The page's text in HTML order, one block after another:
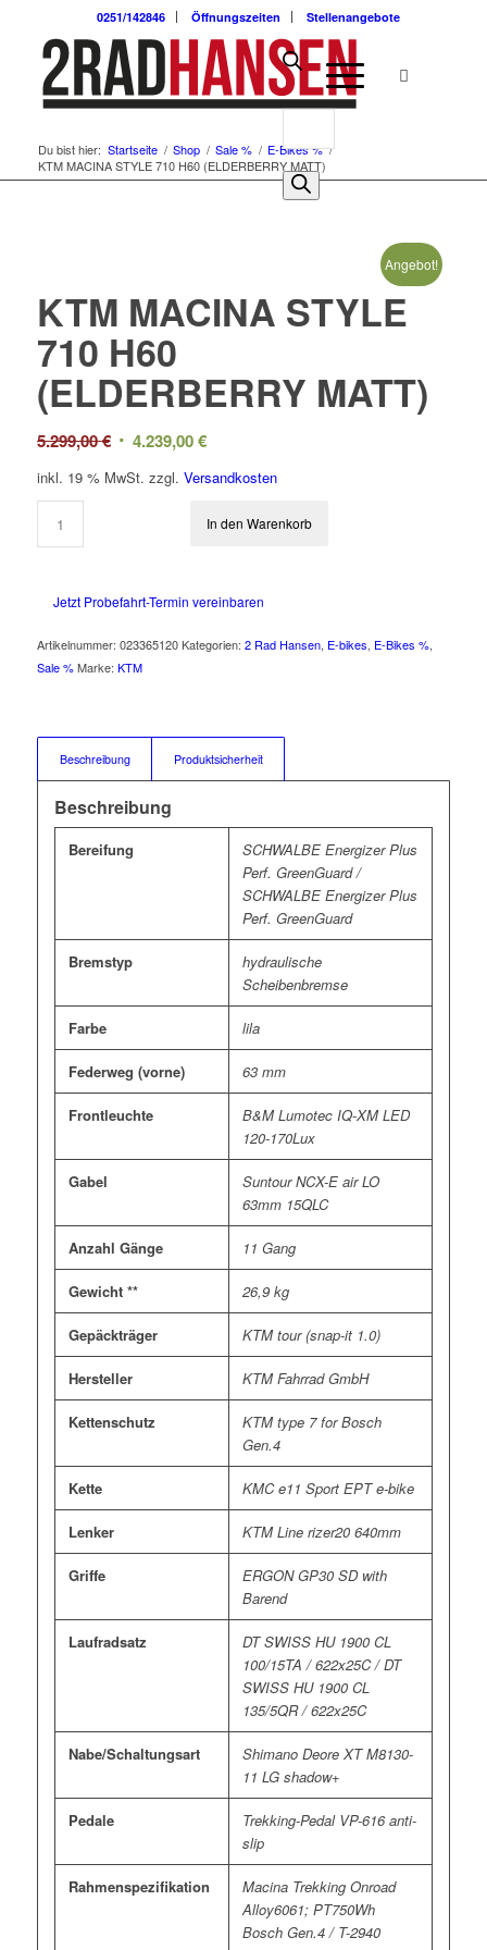
0251/142846 Öffnungszeiten Stellenangebote
Du bist hier: Startseite / Shop / Sale % / E-Bikes % /
KTM MACINA STYLE 710 H60 (ELDERBERRY MATT)
Angebot!
KTM MACINA STYLE
710 H60
(ELDERBERRY MATT)
5.299,00€ Ursprünglicher
4.239,00€Aktueller
4.239,00 €.
inkl. 19 % MwSt. zzgl. Versandkosten
In den Warenkorb
Jetzt Probefahrt-Termin vereinbaren
Artikelnummer: 023365120 Kategorien: 2 Rad Hansen, E-bikes, E-Bikes %,
Sale % Marke: KTM
Beschreibung Produktsicherheit
Beschreibung
Bereifung
SCHWALBE Energizer Plus
Perf. GreenGuard /
SCHWALBE Energizer Plus
Perf. GreenGuard
Bremstyp
hydraulische
Scheibenbremse
Farbe lila
Federweg (vorne) 63 mm
Frontleuchte
B&M Lumotec IQ-XM LED
120-170Lux
Gabel
Suntour NCX-E air LO
63mm 15QLC
Anzahl Gänge 11 Gang
Gewicht ** 26,9 kg
Gepäckträger KTM tour (snap-it 1.0)
Hersteller KTM Fahrrad GmbH
Kettenschutz
KTM type 7 for Bosch
Gen.4
Kette KMC e11 Sport EPT e-bike
Lenker KTM Line rizer20 640mm
Griffe
ERGON GP30 SD with
Barend
Laufradsatz
DT SWISS HU 1900 CL
100/15TA / 622x25C / DT
SWISS HU 1900 CL
135/5QR / 622x25C
Nabe/Schaltungsart
Shimano Deore XT M8130-
11 LG shadow+
Pedale
Trekking-Pedal VP-616 anti-
slip
Rahmenspezifikation
Macina Trekking Onroad
Alloy6061; PT750Wh
Bosch Gen.4 / T-2940